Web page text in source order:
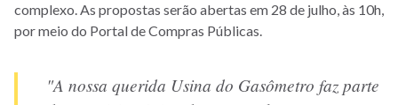
complexo. As propostas serão abertas em 28 de julho, às 10h,
por meio do Portal de Compras Públicas.
"A nossa querida Usina do Gasômetro faz parte